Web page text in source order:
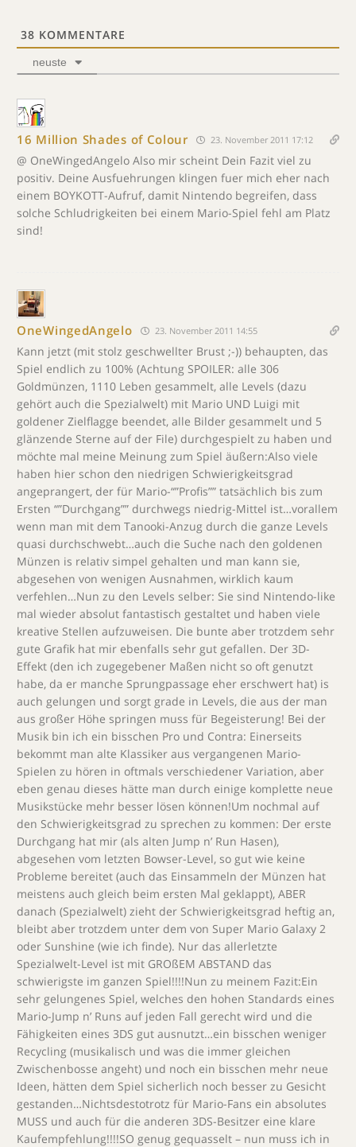
38 KOMMENTARE
neuste
16 Million Shades of Colour 23. November 2011 17:12
@ OneWingedAngelo Also mir scheint Dein Fazit viel zu
positiv. Deine Ausfuehrungen klingen fuer mich eher nach
einem BOYKOTT-Aufruf, damit Nintendo begreifen, dass
solche Schludrigkeiten bei einem Mario-Spiel fehl am Platz
sind!
OneWingedAngelo 23. November 2011 14:55
Kann jetzt (mit stolz geschwellter Brust ;-)) behaupten, das
Spiel endlich zu 100% (Achtung SPOILER: alle 306
Goldmünzen, 1110 Leben gesammelt, alle Levels (dazu
gehört auch die Spezialwelt) mit Mario UND Luigi mit
goldener Zielflagge beendet, alle Bilder gesammelt und 5
glänzende Sterne auf der File) durchgespielt zu haben und
möchte mal meine Meinung zum Spiel äußern:Also viele
haben hier schon den niedrigen Schwierigkeitsgrad
angeprangert, der für Mario-“”Profis”” tatsächlich bis zum
Ersten “”Durchgang”” durchwegs niedrig-Mittel ist…vorallem
wenn man mit dem Tanooki-Anzug durch die ganze Levels
quasi durchschwebt…auch die Suche nach den goldenen
Münzen is relativ simpel gehalten und man kann sie,
abgesehen von wenigen Ausnahmen, wirklich kaum
verfehlen…Nun zu den Levels selber: Sie sind Nintendo-like
mal wieder absolut fantastisch gestaltet und haben viele
kreative Stellen aufzuweisen. Die bunte aber trotzdem sehr
gute Grafik hat mir ebenfalls sehr gut gefallen. Der 3D-
Effekt (den ich zugegebener Maßen nicht so oft genutzt
habe, da er manche Sprungpassage eher erschwert hat) is
auch gelungen und sorgt grade in Levels, die aus der man
aus großer Höhe springen muss für Begeisterung! Bei der
Musik bin ich ein bisschen Pro und Contra: Einerseits
bekommt man alte Klassiker aus vergangenen Mario-
Spielen zu hören in oftmals verschiedener Variation, aber
eben genau dieses hätte man durch einige komplette neue
Musikstücke mehr besser lösen können!Um nochmal auf
den Schwierigkeitsgrad zu sprechen zu kommen: Der erste
Durchgang hat mir (als alten Jump n’ Run Hasen),
abgesehen vom letzten Bowser-Level, so gut wie keine
Probleme bereitet (auch das Einsammeln der Münzen hat
meistens auch gleich beim ersten Mal geklappt), ABER
danach (Spezialwelt) zieht der Schwierigkeitsgrad heftig an,
bleibt aber trotzdem unter dem von Super Mario Galaxy 2
oder Sunshine (wie ich finde). Nur das allerletzte
Spezialwelt-Level ist mit GROßEM ABSTAND das
schwierigste im ganzen Spiel!!!!Nun zu meinem Fazit:Ein
sehr gelungenes Spiel, welches den hohen Standards eines
Mario-Jump n’ Runs auf jeden Fall gerecht wird und die
Fähigkeiten eines 3DS gut ausnutzt…ein bisschen weniger
Recycling (musikalisch und was die immer gleichen
Zwischenbosse angeht) und noch ein bisschen mehr neue
Ideen, hätten dem Spiel sicherlich noch besser zu Gesicht
gestanden…Nichtsdestotrotz für Mario-Fans ein absolutes
MUSS und auch für die anderen 3DS-Besitzer eine klare
Kaufempfehlung!!!!SO genug gequasselt – nun muss ich in